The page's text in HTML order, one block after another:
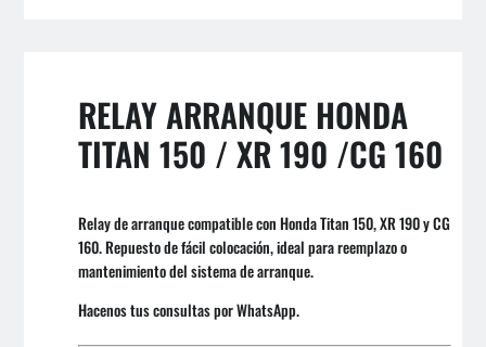
RELAY ARRANQUE HONDA
TITAN 150 / XR 190 /CG 160
Relay de arranque compatible con Honda Titan 150, XR 190 y CG
160. Repuesto de fácil colocación, ideal para reemplazo o
mantenimiento del sistema de arranque.
Hacenos tus consultas por WhatsApp.